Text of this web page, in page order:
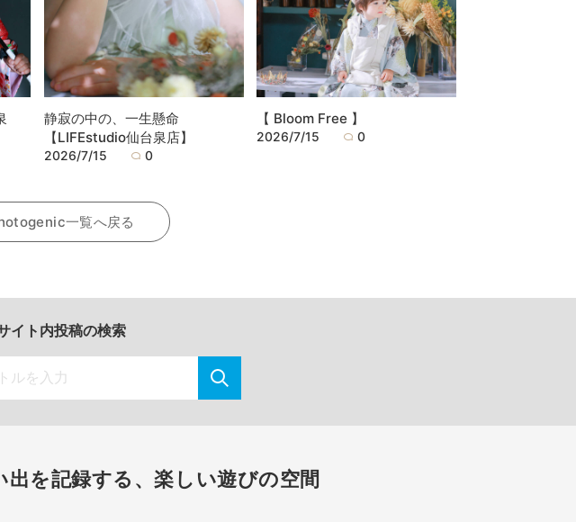
静寂の中の、一生懸命
【LIFEstudio仙台泉店】
2026/7/15 0
【 Bloom Free 】
2026/7/15 0
一覧へ戻る
イト内投稿の検索
を記録する、楽しい遊びの空間